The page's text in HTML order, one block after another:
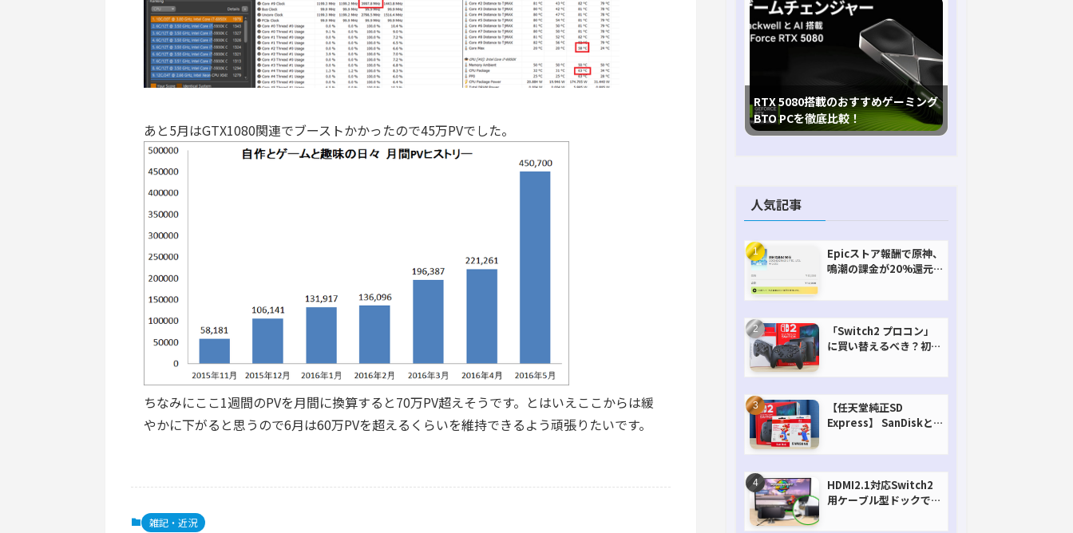
あと5月はGTX1080関連でブーストかかったので45万PVでした。
ちなみにここ1週間のPVを月間に換算すると70万PV超えそうです。とはいえここからは緩
やかに下がると思うので6月は60万PVを超えるくらいを維持できるよう頑張りたいです。
雑記・近況
RTX 5080搭載のおすすめゲーミング
BTO PCを徹底比較！
人気記事
Epicストア報酬で原神、
鳴潮の課金が20%還元
「Switch2 プロコン」
に買い替えるべき？初代
【任天堂純正SD
Express】 SanDiskと
HDMI2.1対応Switch2
用ケーブル型ドックで省